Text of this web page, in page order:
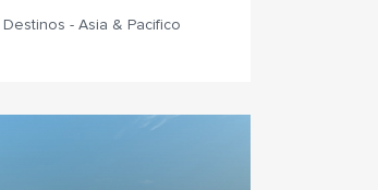
Destinos - Asia & Pacifico